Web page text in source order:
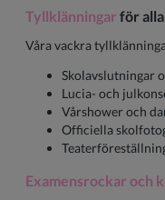
Tyllklänningar för
Våra vackra
Skolavslutningar
Lucia- och
Vårshower och
Officiella
Examensrockar och